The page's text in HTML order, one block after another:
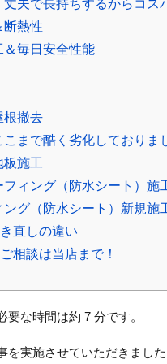
丈夫で長持ちするからコス
断熱性
＆毎日安全性能
根撤去
こまで酷く劣化しておりま
板施工
フィング（防水シート）施
ング（防水シート）新規施
直しの違い
相談は当店まで！
要な時間は約 7 分です。
を実施させていただきました